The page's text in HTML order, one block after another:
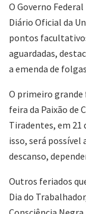
O Governo
Diário Oficial da
pontos
aguardadas,
a emenda de
O primeiro grande
feira da Paixão de
Tiradentes, em 21
isso, será
descanso,
Outros feriados
Dia do